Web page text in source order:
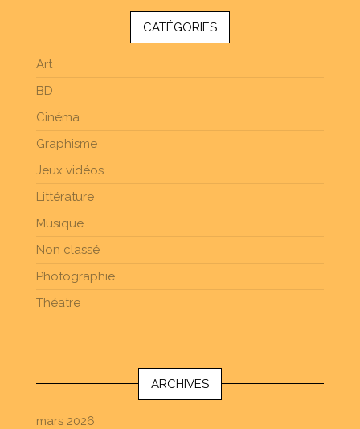
CATÉGORIES
Art
BD
Cinéma
Graphisme
Jeux vidéos
Littérature
Musique
Non classé
Photographie
Théatre
ARCHIVES
mars 2026